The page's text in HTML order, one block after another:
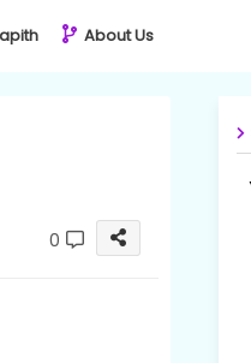
About Us
0